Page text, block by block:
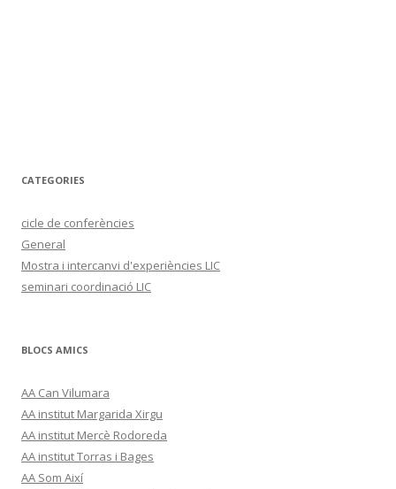
CATEGORIES
cicle de conferències
General
Mostra i intercanvi d'experiències LIC
seminari coordinació LIC
BLOCS AMICS
AA Can Vilumara
AA institut Margarida Xirgu
AA institut Mercè Rodoreda
AA institut Torras i Bages
AA Som Així